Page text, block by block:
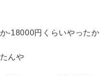
-18000円くらいやったか
んや